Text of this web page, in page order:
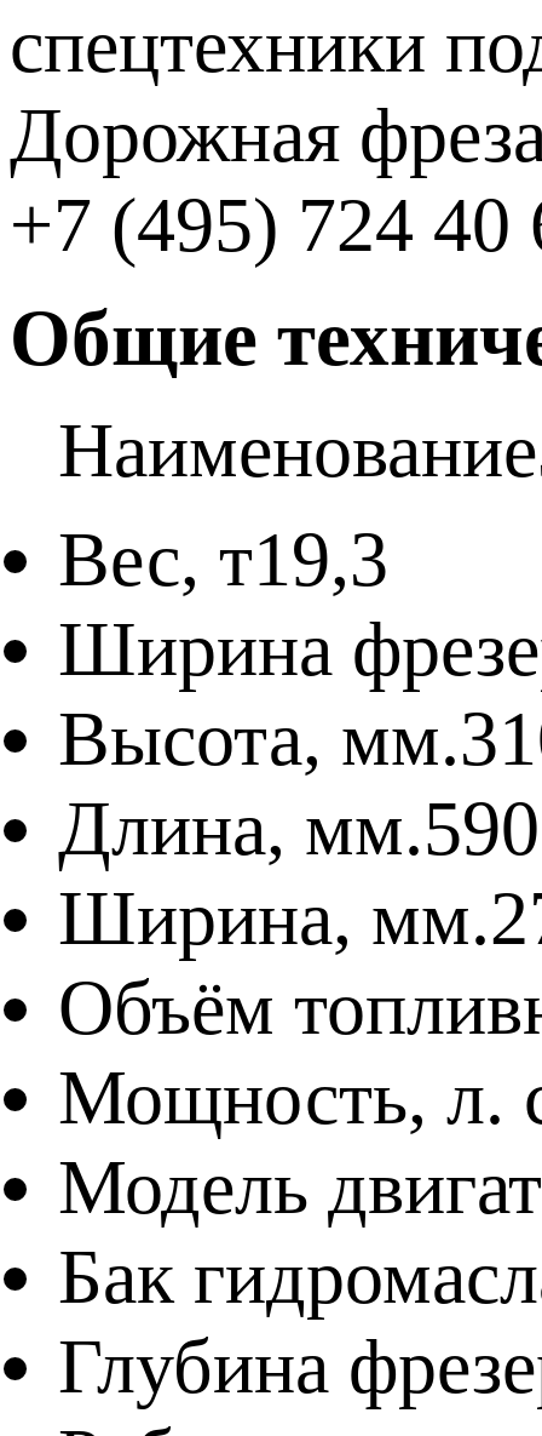
спецтехники
Дорожная
+7 (495) 724 40
Общие
Наименование
Вес, т19,3
Ширина
Высота, мм.
Длина, мм.
Ширина, мм.
Объём
Мощность, л.
Модель
Бак
Глубина